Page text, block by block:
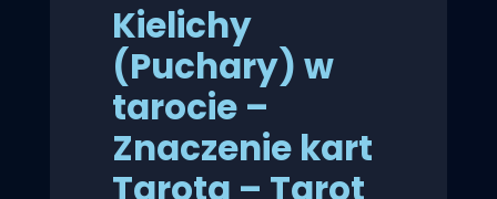
Kielichy
(Puchary) w
tarocie –
Znaczenie kart